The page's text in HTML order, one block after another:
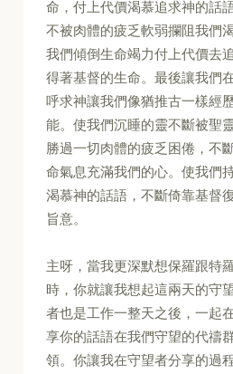
命，付上代價渴慕追求神的話
不被肉體的疲乏軟弱攔阻我們
我們傾倒生命竭力付上代價去
得著基督的生命。最後讓我們
呼求神讓我們像猶推古一樣經
能。使我們沉睡的靈不斷被聖
勝過一切肉體的疲乏困倦，不
命氣息充滿我們的心。使我們
渴慕神的話語，不斷倚靠基督
旨意。
主呀，當我更深默想保羅跟特
時，你就讓我想起這兩天的守
者也是工作一整天之後，一起
享你的話語在我們守望的代禱
領。你讓我在守望者分享的過